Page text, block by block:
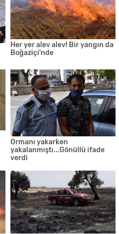
Her yer alev alev! Bir yangın da
Boğaziçi'nde
Ormanı yakarken
yakalanmıştı...Gönüllü ifade
verdi